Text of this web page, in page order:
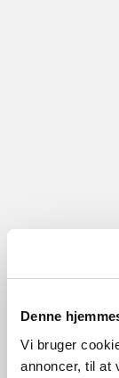
Denne
Vi bruger
annoncer, til at